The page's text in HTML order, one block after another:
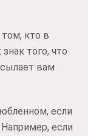
кто в
того, что
вам
если
если